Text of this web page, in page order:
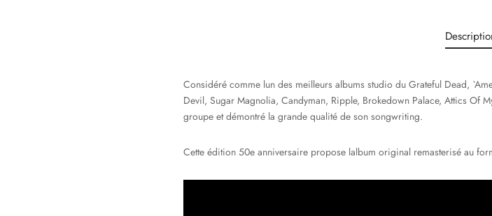
Considéré comme lun des meilleurs albums studio du Grateful Dead,
Devil, Sugar Magnolia, Candyman, Ripple, Brokedown Palace, Attics Of
groupe et démontré la grande qualité de son songwriting.
Cette édition 50e anniversaire propose lalbum original remasterisé au